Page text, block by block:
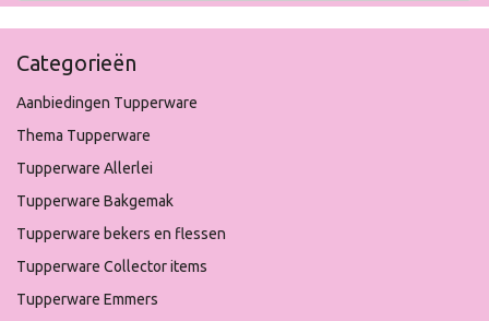
Categorieën
Aanbiedingen Tupperware
Thema Tupperware
Tupperware Allerlei
Tupperware Bakgemak
Tupperware bekers en flessen
Tupperware Collector items
Tupperware Emmers